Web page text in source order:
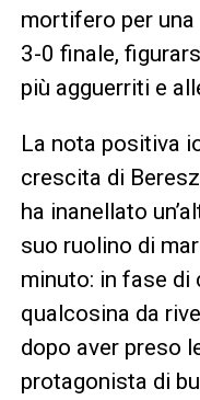
mortifero per una
3-0 finale,
più agguerriti e
La nota positiva
crescita di
ha inanellato
suo ruolino di
minuto: in fase di
qualcosina da
dopo aver preso
protagonista di